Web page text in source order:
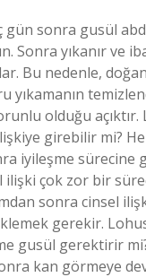
gün sonra gusül
Sonra yıkanır ve
Bu nedenle,
yıkamanın
olduğu açıktır.
ilişkiye girebilir mi?
iyileşme sürecine
ilişki çok zor bir
sonra cinsel
gerekir.
gusül gerektirir
kan görmeye